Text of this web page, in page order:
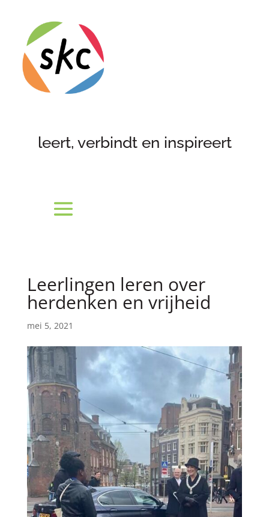
leert, verbindt en inspireert
Leerlingen leren over
herdenken en vrijheid
mei 5, 2021